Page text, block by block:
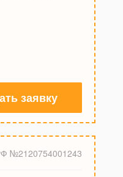
заявку
№2120754001243